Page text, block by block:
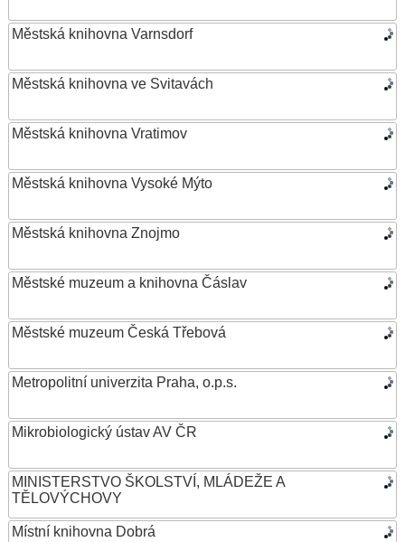
Městská knihovna Varnsdorf
Městská knihovna ve Svitavách
Městská knihovna Vratimov
Městská knihovna Vysoké Mýto
Městská knihovna Znojmo
Městské muzeum a knihovna Čáslav
Městské muzeum Česká Třebová
Metropolitní univerzita Praha, o.p.s.
Mikrobiologický ústav AV ČR
MINISTERSTVO ŠKOLSTVÍ, MLÁDEŽE A
TĚLOVÝCHOVY
Místní knihovna Dobrá